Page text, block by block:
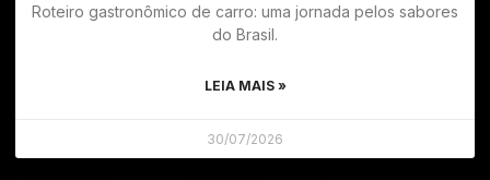
Roteiro gastronômico de carro: uma jornada pelos sabores
do Brasil.
LEIA MAIS »
30/07/2026